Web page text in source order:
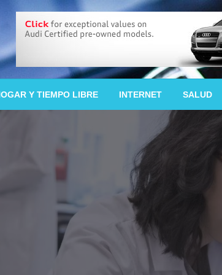
Y TIEMPO LIBRE INTERNET SALUD